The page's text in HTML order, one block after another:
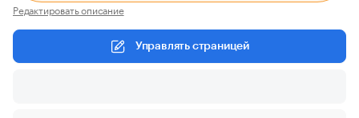
Редактировать описание
Управлять страницей